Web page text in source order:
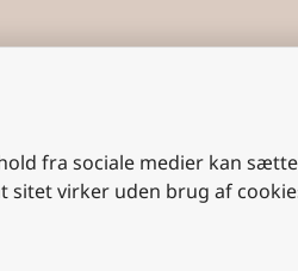
fra sociale medier kan
virker uden brug af